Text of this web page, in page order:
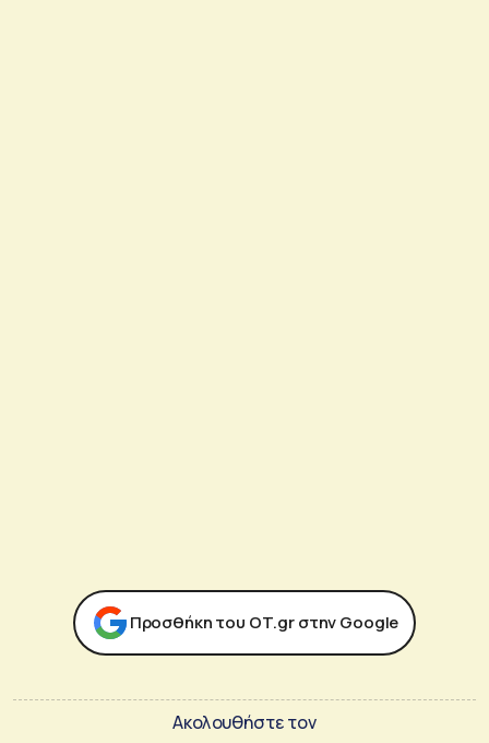
Προσθήκη του ΟΤ.gr στην Google
Ακολουθήστε τον